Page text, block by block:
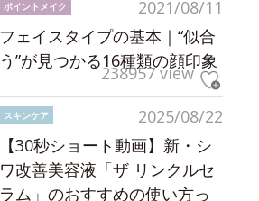
2021/08/11
ポイントメイク
フェイスタイプの基本｜“似合
う”が見つかる16種類の顔印象
238957 view
2025/08/22
スキンケア
【30秒ショート動画】新・シ
ワ改善美容液「ザ リンクルセ
ラム」のおすすめの使い方っ